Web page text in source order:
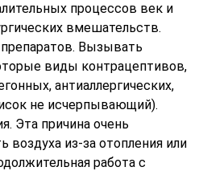
процессов век и
вмешательств.
Вызывать
виды контрацептивов,
антиаллергических,
не исчерпывающий).
Эта причина очень
воздуха из-за отопления или
работа с